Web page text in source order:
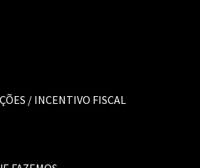
/ INCENTIVO FISCAL